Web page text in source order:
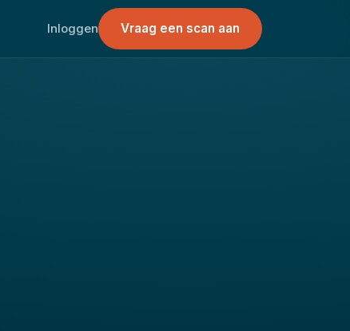
Inloggen Vraag een scan aan